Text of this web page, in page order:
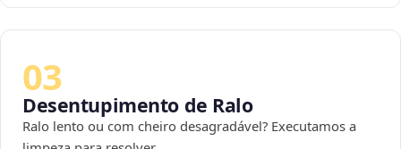
03
Desentupimento de Ralo
Ralo lento ou com cheiro desagradável? Executamos a